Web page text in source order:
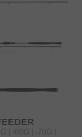
| -60G | -70G |